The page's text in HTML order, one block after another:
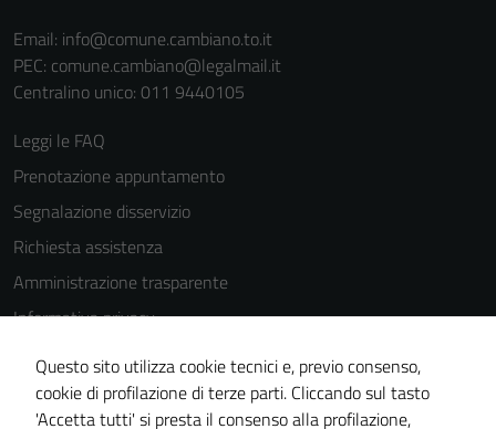
Email: info@comune.cambiano.to.it
PEC: comune.cambiano@legalmail.it
Centralino unico: 011 9440105
Leggi le FAQ
Prenotazione appuntamento
Segnalazione disservizio
Richiesta assistenza
Amministrazione trasparente
Informativa privacy
Cookie Policy
Note legali
Dichiarazione di accessibilità
Questo sito utilizza cookie tecnici e, previo consenso,
cookie di profilazione di terze parti. Cliccando sul tasto
'Accetta tutti' si presta il consenso alla profilazione,